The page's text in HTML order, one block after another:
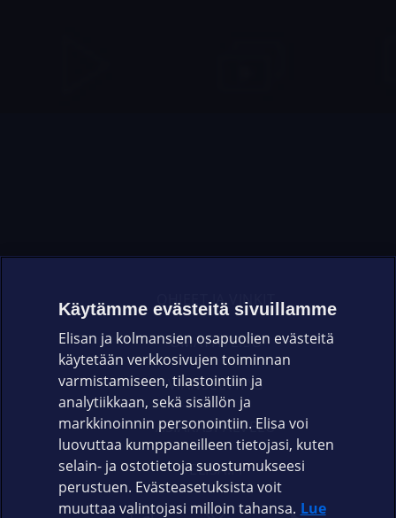
OHJEET JA VINKIT
OMAYHTEISÖ
VIANSELVITYS
ASIAKASPALVELU
ELISA.FI
Käytämme evästeitä sivuillamme
Elisan ja kolmansien osapuolien evästeitä
käytetään verkkosivujen toiminnan
varmistamiseen, tilastointiin ja
analytiikkaan, sekä sisällön ja
markkinoinnin personointiin. Elisa voi
luovuttaa kumppaneilleen tietojasi, kuten
selain- ja ostotietoja suostumukseesi
perustuen. Evästeasetuksista voit
muuttaa valintojasi milloin tahansa. Lue